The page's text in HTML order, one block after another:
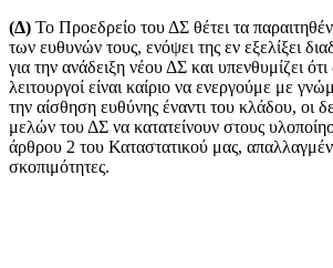
(Δ) Το Προεδρείο του ΔΣ θέτει τα
των ευθυνών τους, ενόψει της εν εξελίξει
για την ανάδειξη νέου ΔΣ και υπενθυμίζει ότι
λειτουργοί είναι καίριο να ενεργούμε με
την αίσθηση ευθύνης έναντι του κλάδου, οι
μελών του ΔΣ να κατατείνουν στους
άρθρου 2 του Καταστατικού μας,
σκοπιμότητες.